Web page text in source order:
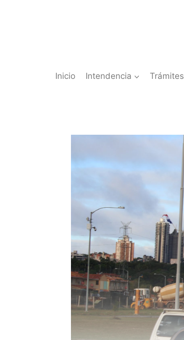
Inicio Intendencia Trámites